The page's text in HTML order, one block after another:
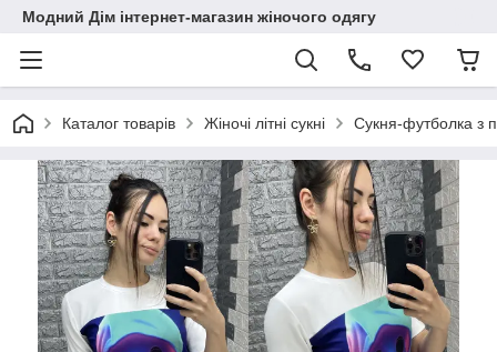
Модний Дім інтернет-магазин жіночого одягу
Каталог товарів Жіночі літні сукні Сукня-футболка з